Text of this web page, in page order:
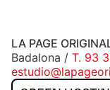
LA PAGE
Badalona / T. 93